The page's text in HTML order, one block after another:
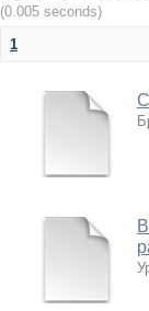
(0.005 seconds)
1